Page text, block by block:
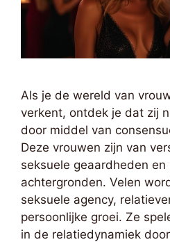
Als je de wereld van
verkent, ontdek je dat zij
door middel van
Deze vrouwen zijn van
seksuele geaardheden en
achtergronden. Velen
seksuele agency,
persoonlijke groei. Ze
in de relatiedynamiek